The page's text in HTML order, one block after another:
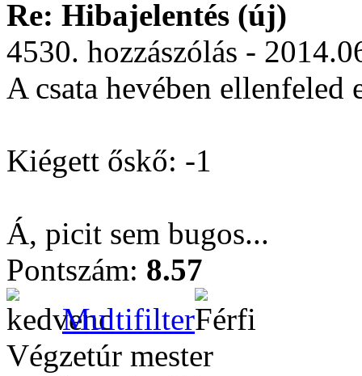
Re: Hibajelentés (új)
4530. hozzászólás -
A csata hevében
Kiégett őskő: -1
Á, picit sem bugos...
Pontszám: 8.57
Multifilter
Végzetúr mester